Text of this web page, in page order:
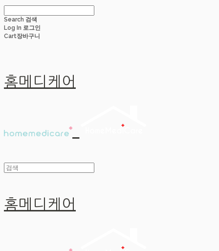
Search 검색
Log In 로그인
Cart장바구니
홈메디케어
홈메디케어